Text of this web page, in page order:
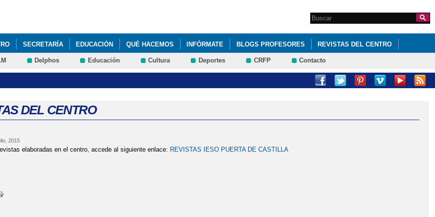
Formulario de
búsqueda
Search this site
SECRETARÍA EDUCACIÓN QUÉ HACEMOS INFÓRMATE BLOGS PROFESORES REVISTAS DEL CENTRO
Delphos Educación Cultura Deportes CRFP Contacto
DEL CENTRO
2015
elaboradas en el centro, accede al siguiente enlace: REVISTAS IESO PUERTA DE CASTILLA